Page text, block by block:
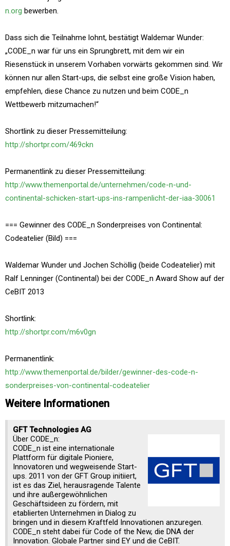
n.org bewerben.
Dass sich die Teilnahme lohnt, bestätigt Waldemar Wunder:
„CODE_n war für uns ein Sprungbrett, mit dem wir ein
Riesenstück in unserem Vorhaben vorwärts gekommen sind. Wir
können nur allen Start-ups, die selbst eine große Vision haben,
empfehlen, diese Chance zu nutzen und beim CODE_n
Wettbewerb mitzumachen!“
Shortlink zu dieser Pressemitteilung:
http://shortpr.com/469ckn
Permanentlink zu dieser Pressemitteilung:
http://www.themenportal.de/unternehmen/code-n-und-
continental-schicken-start-ups-ins-rampenlicht-der-iaa-30061
=== Gewinner des CODE_n Sonderpreises von Continental:
Codeatelier (Bild) ===
Waldemar Wunder und Jochen Schöllig (beide Codeatelier) mit
Ralf Lenninger (Continental) bei der CODE_n Award Show auf der
CeBIT 2013
Shortlink:
http://shortpr.com/m6v0gn
Permanentlink:
http://www.themenportal.de/bilder/gewinner-des-code-n-
sonderpreises-von-continental-codeatelier
Weitere Informationen
GFT Technologies AG
Über CODE_n:
CODE_n ist eine internationale
Plattform für digitale Pioniere,
Innovatoren und wegweisende Start-
ups. 2011 von der GFT Group initiiert,
ist es das Ziel, herausragende Talente
und ihre außergewöhnlichen
Geschäftsideen zu fördern, mit
etablierten Unternehmen in Dialog zu
bringen und in diesem Kraftfeld Innovationen anzuregen.
CODE_n steht dabei für Code of the New, die DNA der
Innovation. Globale Partner sind EY und die CeBIT.